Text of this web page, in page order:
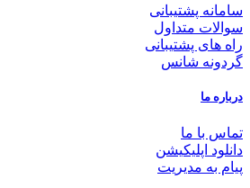
سامانه پشتیبانی
سوالات متداول
راه های پشتیبانی
گردونه شانس
درباره ما
تماس با ما
دانلود اپلیکیشن
پیام به مدیریت